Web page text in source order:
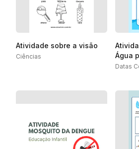
Atividade sobre a visão
Ciências
Água
Datas